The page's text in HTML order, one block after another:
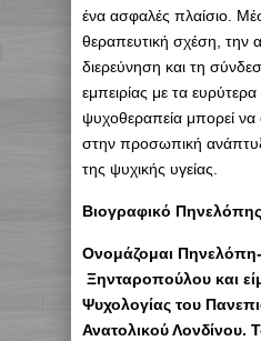
ένα ασφαλές πλαίσιο.
θεραπευτική σχέση, την
διερεύνηση και τη
εμπειρίας με τα
ψυχοθεραπεία μπορεί να
στην προσωπική
της ψυχικής υγείας.
Βιογραφικό
Ονομάζομαι Πηνελόπη-
Ξηνταροπούλου και
Ψυχολογίας του
Ανατολικού Λονδίνου.